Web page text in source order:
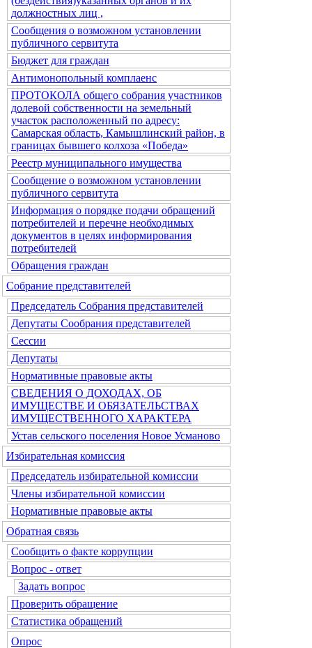
должностных лиц ,
Сообщения о возможном установлении
публичного сервитута
Бюджет для граждан
Антимонопольный комплаенс
ПРОТОКОЛА общего собрания участников
долевой собственности на земельный
участок расположенный по адресу:
Самарская область, Камышлинский район, в
границах бывшего колхоза «Победа»
Реестр муниципального имущества
Сообщение о возможном установлении
публичного сервитута
Информация о порядке подачи обращений
потребителей и перечне необходимых
документов в целях информирования
потребителей
Обращения граждан
Собрание представителей
Председатель Собрания представителей
Депутаты Сообрания представителей
Сессии
Депутаты
Нормативные правовые акты
СВЕДЕНИЯ О ДОХОДАХ, ОБ
ИМУЩЕСТВЕ И ОБЯЗАТЕЛЬСТВАХ
ИМУЩЕСТВЕННОГО ХАРАКТЕРА
Устав сельского поселения Новое Усманово
Избирательная комиссия
Председатель избирательной комиссии
Члены избирательной комиссии
Нормативные правовые акты
Обратная связь
Сообщить о факте коррупции
Вопрос - ответ
Задать вопрос
Проверить обращение
Статистика обращений
Опрос